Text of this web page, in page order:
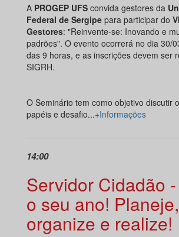
A PROGEP UFS convida gestores da
Federal de Sergipe para participar do
Gestores: "Reinvente-se: Inovando e
padrões". O evento ocorrerá no dia 30/
das 9 horas, e as inscrições devem ser
SIGRH.
O Seminário tem como objetivo discutir
papéis e desafio...+Informações
14:00
Servidor Cidadão
o seu ano! Planeje,
organize e realize!